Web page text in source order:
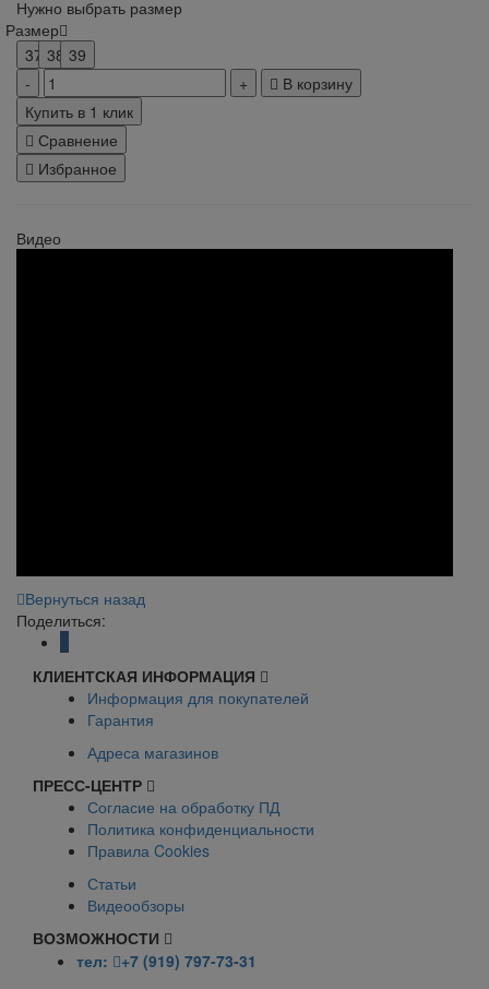
Нужно выбрать размер
Размер
37 38 39
В корзину
Купить в 1 клик
Сравнение
Избранное
Видео
Вернуться назад
Поделиться:
КЛИЕНТСКАЯ ИНФОРМАЦИЯ
Информация для покупателей
Гарантия
Адреса магазинов
ПРЕСС-ЦЕНТР
Согласие на обработку ПД
Политика конфиденциальности
Правила Cookies
Статьи
Видеообзоры
ВОЗМОЖНОСТИ
тел:
+7 (919) 797-73-31